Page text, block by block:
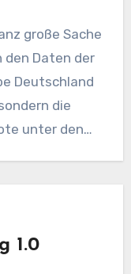
große Sache
den Daten der
Deutschland
die
unter den…
1.0